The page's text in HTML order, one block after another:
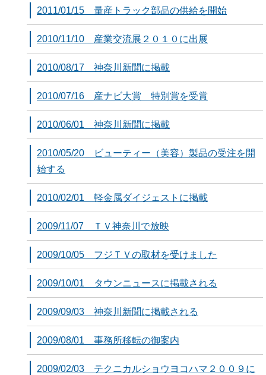
2011/01/15 量産トラック部品の供給を開始
2010/11/10 産業交流展２０１０に出展
2010/08/17 神奈川新聞に掲載
2010/07/16 産ナビ大賞 特別賞を受賞
2010/06/01 神奈川新聞に掲載
2010/05/20 ビューティー（美容）製品の受注を開
始する
2010/02/01 軽金属ダイジェストに掲載
2009/11/07 ＴＶ神奈川で放映
2009/10/05 フジＴＶの取材を受けました
2009/10/01 タウンニュースに掲載される
2009/09/03 神奈川新聞に掲載される
2009/08/01 事務所移転の御案内
2009/02/03 テクニカルショウヨコハマ２００９に